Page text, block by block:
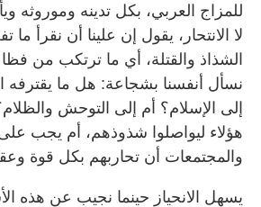
للمزاج العربي، بكل تدينه وموروثه
لا الانتحار، يقول إن علينا أن نقرأ
الشذاذ والقتلة، أي ما ترتكب من
نسأل أنفسنا بشجاعة: هل ما يقترفه
إلى الإسلام؟ أم إلى التوحش
هؤلاء ليواصلوا شذوذهم، أم يجب
والمجتمعات أن تحاربهم بكل قوة
يسهل الانحياز حينما نجيب عن هذه